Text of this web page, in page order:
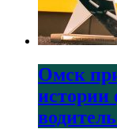
Омск